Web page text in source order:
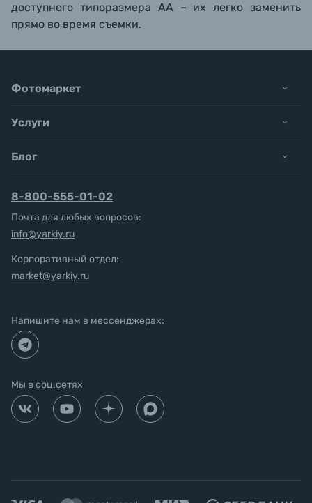
доступного типоразмера АА – их легко заменить
прямо во время съемки.
Фотомаркет
Услуги
Блог
8-800-555-01-02
Почта для любых вопросов:
info@yarkiy.ru
Корпоративный отдел:
market@yarkiy.ru
Напишите нам в мессенджерах:
Мы в соц.сетях